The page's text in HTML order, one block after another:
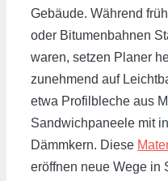
Gebäude. Während
oder Bitumenbahnen
waren, setzen Planer
zunehmend auf
etwa Profilbleche aus
Sandwichpaneele mit
Dämmkern. Diese
eröffnen neue Wege in